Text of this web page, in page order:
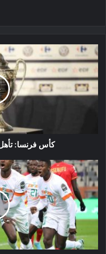
كأس
فرنسا:
تأهل
ليل
ونانت
كأس فرنسا:
شان
2022
:
كوت
ديفوار
يفوز
أوغندا
بثلاثية